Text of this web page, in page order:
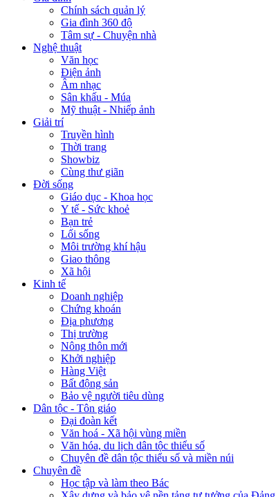
Chính sách quản lý
Gia đình 360 độ
Tâm sự - Chuyện nhà
Nghệ thuật
Văn học
Điện ảnh
Âm nhạc
Sân khấu - Múa
Mỹ thuật - Nhiếp ảnh
Giải trí
Truyền hình
Thời trang
Showbiz
Cùng thư giãn
Đời sống
Giáo dục - Khoa học
Y tế - Sức khoẻ
Bạn trẻ
Lối sống
Môi trường khí hậu
Giao thông
Xã hội
Kinh tế
Doanh nghiệp
Chứng khoán
Địa phương
Thị trường
Nông thôn mới
Khởi nghiệp
Hàng Việt
Bất động sản
Bảo vệ người tiêu dùng
Dân tộc - Tôn giáo
Đại đoàn kết
Văn hoá - Xã hội vùng miền
Văn hóa, du lịch dân tộc thiểu số
Chuyên đề dân tộc thiểu số và miền núi
Chuyên đề
Học tập và làm theo Bác